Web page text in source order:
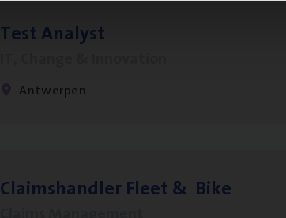
Test Ana­lyst
Antwerpen
Claims­hand­ler Fleet& Bike